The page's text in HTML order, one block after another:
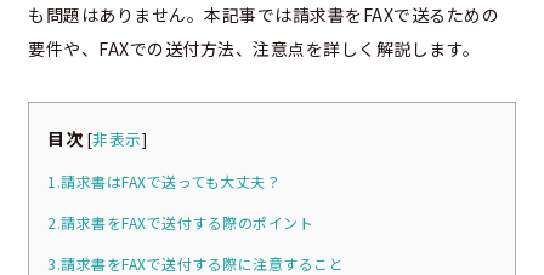
も問題はありません。本記事では請求書をFAXで送るための
要件や、FAXでの送付方法、注意点を詳しく解説します。
目次 [非表示]
1.請求書はFAXで送っても大丈夫？
2.請求書をFAXで送付する際のポイント
3.請求書をFAXで送付する際に注意すること